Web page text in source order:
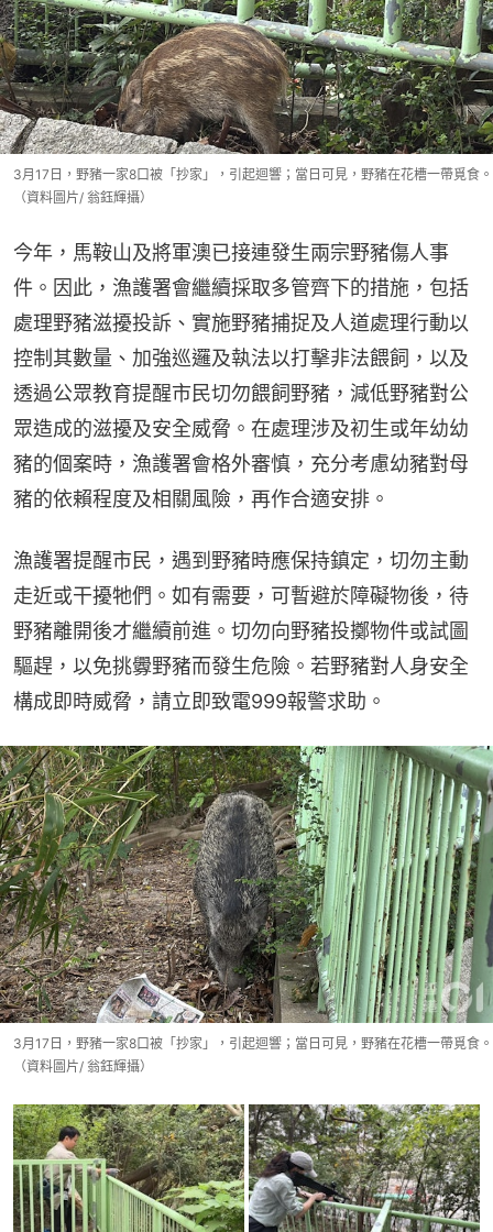
3月17日，野豬一家8口被「抄家」，引起迴響；當日可見，野豬在花槽一帶覓食。
（資料圖片/ 翁鈺輝攝）
今年，馬鞍山及將軍澳已接連發生兩宗野豬傷人事
件。因此，漁護署會繼續採取多管齊下的措施，包括
處理野豬滋擾投訴、實施野豬捕捉及人道處理行動以
控制其數量、加強巡邏及執法以打擊非法餵飼，以及
透過公眾教育提醒市民切勿餵飼野豬，減低野豬對公
眾造成的滋擾及安全威脅。在處理涉及初生或年幼幼
豬的個案時，漁護署會格外審慎，充分考慮幼豬對母
豬的依賴程度及相關風險，再作合適安排。
漁護署提醒市民，遇到野豬時應保持鎮定，切勿主動
走近或干擾牠們。如有需要，可暫避於障礙物後，待
野豬離開後才繼續前進。切勿向野豬投擲物件或試圖
驅趕，以免挑釁野豬而發生危險。若野豬對人身安全
構成即時威脅，請立即致電999報警求助。
3月17日，野豬一家8口被「抄家」，引起迴響；當日可見，野豬在花槽一帶覓食。
（資料圖片/ 翁鈺輝攝）